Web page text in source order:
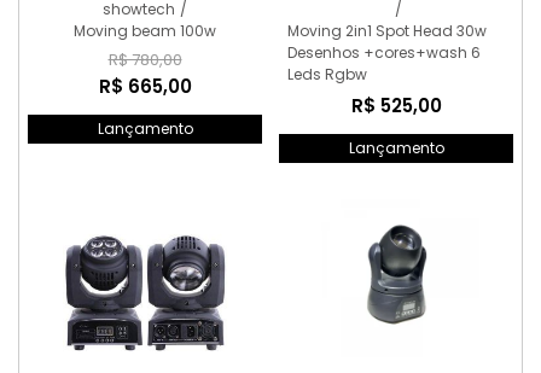
showtech /
Moving beam 100w
R$ 780,00
R$ 665,00
Lançamento
/
Moving 2in1 Spot Head 30w
Desenhos +cores+wash 6
Leds Rgbw
R$ 525,00
Lançamento